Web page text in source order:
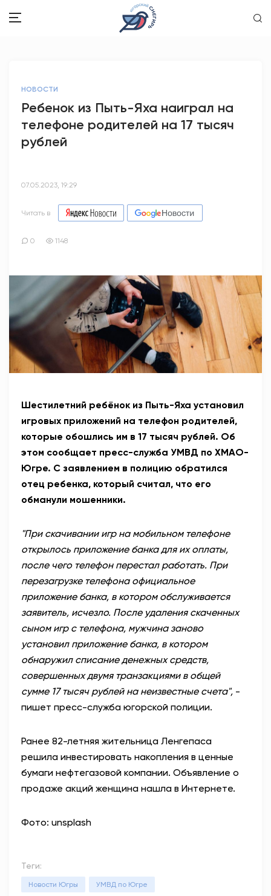
ОБРАЗОВАНИЕ
СПОРТ
АНТИТЕРРОР
НОВОСТИ
ОФИЦИАЛЬНО
Вход / Регистрация
НОВОСТИ
Ребенок из Пыть-Яха наиграл на
телефоне родителей на 17 тысяч
рублей
07.05.2023, 19:29
Читать в
0 1148
Шестилетний ребёнок из Пыть-Яха установил
игровых приложений на телефон родителей,
которые обошлись им в 17 тысяч рублей. Об
этом сообщает пресс-служба УМВД по ХМАО-
Югре. С заявлением в полицию обратился
отец ребенка, который считал, что его
обманули мошенники.
"При скачивании игр на мобильном телефоне
открылось приложение банка для их оплаты,
после чего телефон перестал работать. При
перезагрузке телефона официальное
приложение банка, в котором обслуживается
заявитель, исчезло. После удаления скаченных
сыном игр с телефона, мужчина заново
установил приложение банка, в котором
обнаружил списание денежных средств,
совершенных двумя транзакциями в общей
сумме 17 тысяч рублей на неизвестные счета", -
пишет пресс-служба югорской полиции.
Ранее 82-летняя жительница Ленгепаса
решила инвестировать накопления в ценные
бумаги нефтегазовой компании. Объявление о
продаже акций женщина нашла в Интернете.
Фото: unsplash
Теги:
Новости Югры УМВД по Югре